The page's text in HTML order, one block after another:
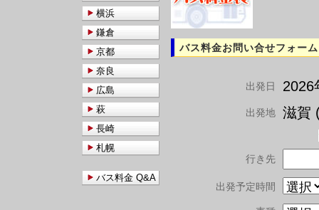
バス料金お問い合せフォーム
出発日 2026
出発地 滋賀
行き先
出発予定時間
横浜
鎌倉
京都
奈良
広島
萩
長崎
札幌
バス料金 Q&A